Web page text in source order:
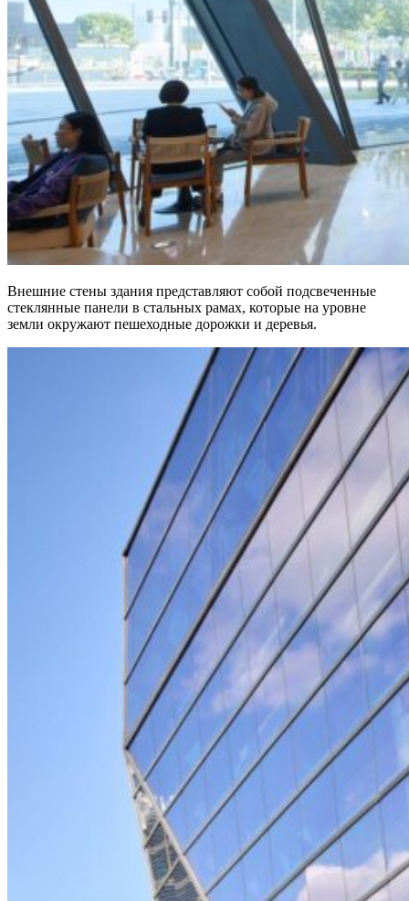
Внешние стены здания представляют собой подсвеченные
стеклянные панели в стальных рамах, которые на уровне
земли окружают пешеходные дорожки и деревья.